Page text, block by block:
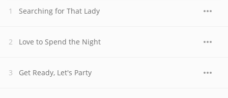
Searching for That Lady
Love to Spend the Night
Get Ready, Let's Party